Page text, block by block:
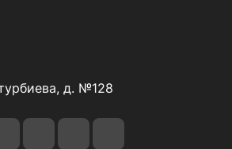
д. №128